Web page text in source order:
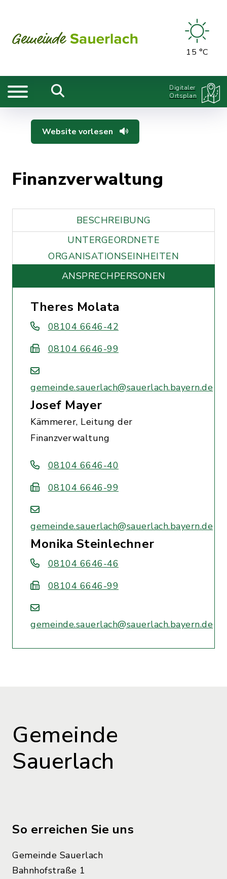
15 °C
Digitaler
Ortsplan
Website vorlesen
Finanzverwaltung
BESCHREIBUNG
UNTERGEORDNETE
ORGANISATIONSEINHEITEN
ANSPRECHPERSONEN
Theres Molata
08104 6646-42
08104 6646-99
gemeinde.sauerlach@sauerlach.bayern.de
Josef Mayer
Kämmerer, Leitung der
Finanzverwaltung
08104 6646-40
08104 6646-99
gemeinde.sauerlach@sauerlach.bayern.de
Monika Steinlechner
08104 6646-46
08104 6646-99
gemeinde.sauerlach@sauerlach.bayern.de
Gemeinde
Sauerlach
So erreichen Sie uns
Gemeinde Sauerlach
Bahnhofstraße 1